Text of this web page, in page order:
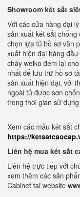
Showroom két sắt
Với các cửa hàng đại
sản xuất két sắt
chọn lựa tủ hồ sơ văn
xuất hiện đại hàng
cháy welko đem lại
nhất để lưu trữ hồ sơ
sản xuất hiện đại, với
ngoài tủ được sơn
trong thời gian sử dụng
Xem các mẫu két sắt
https://
Liên hệ mua két sắt
Liên hệ trực tiếp với
xem thêm các sản
Cabinet tại website